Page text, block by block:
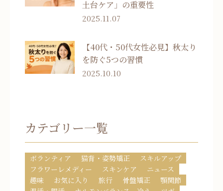
土台ケア」の重要性
2025.11.07
【40代・50代女性必見】秋太り
を防ぐ5つの習慣
2025.10.10
カテゴリー一覧
ボランティア 猫背・姿勢矯正
スキルアップ
フラワーレメディー
スキンケア
ニュース
趣味
お気に入り 旅行 骨盤矯正
顎関節